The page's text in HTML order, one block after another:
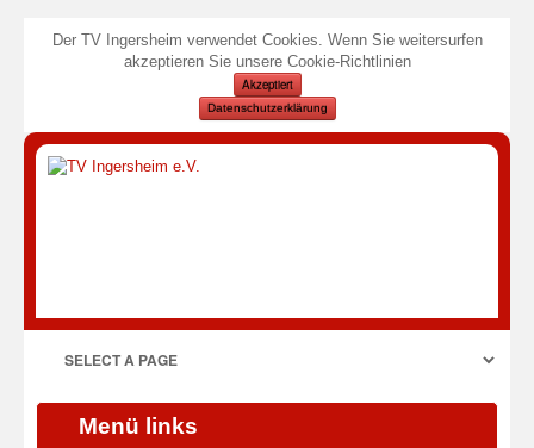
Der TV Ingersheim verwendet Cookies. Wenn Sie weitersurfen
akzeptieren Sie unsere Cookie-Richtlinien
Akzeptiert
Datenschutzerklärung
Menü links